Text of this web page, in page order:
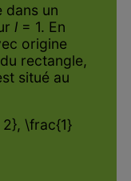
dans un
l= 1. En
origine
rectangle,
situé au
\frac{1}